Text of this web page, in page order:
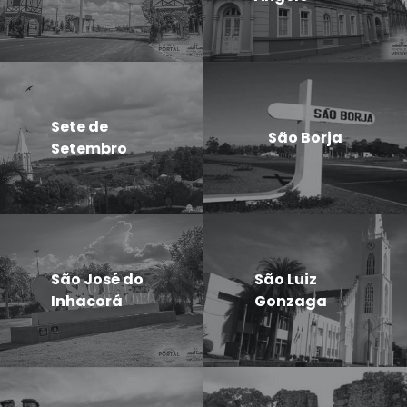
Sete de
Setembro
São Borja
São José do
Inhacorá
São Luiz
Gonzaga